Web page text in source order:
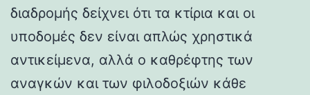
διαδρομής δείχνει ότι τα κτίρια και οι
υποδομές δεν είναι απλώς χρηστικά
αντικείμενα, αλλά ο καθρέφτης των
αναγκών και των φιλοδοξιών κάθε